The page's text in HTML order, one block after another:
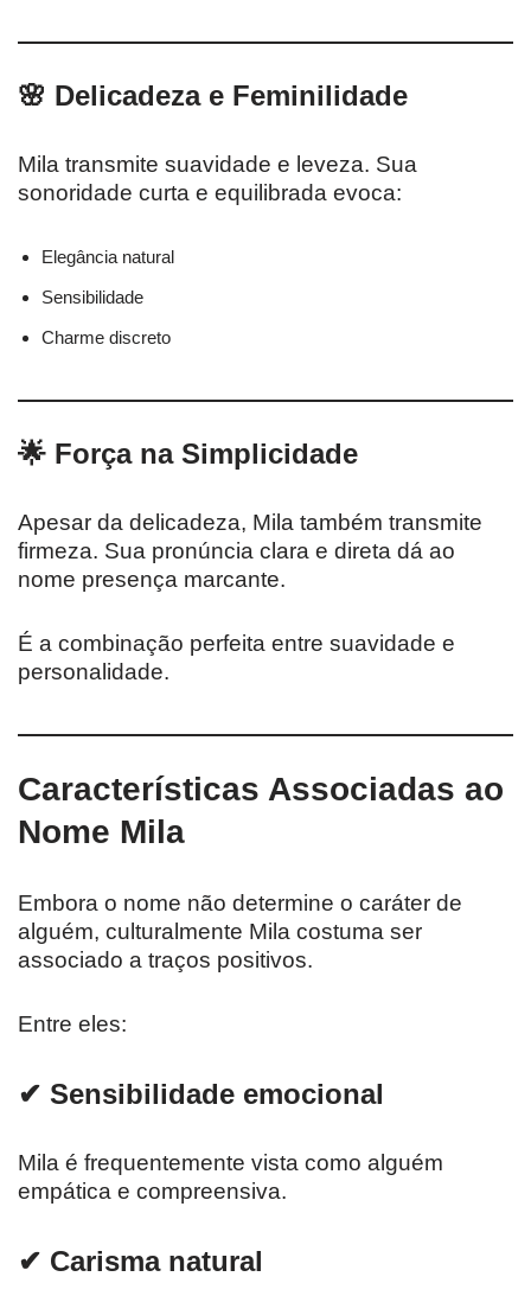
🌸 Delicadeza e Feminilidade
Mila transmite suavidade e leveza. Sua
sonoridade curta e equilibrada evoca:
Elegância natural
Sensibilidade
Charme discreto
🌟 Força na Simplicidade
Apesar da delicadeza, Mila também transmite
firmeza. Sua pronúncia clara e direta dá ao
nome presença marcante.
É a combinação perfeita entre suavidade e
personalidade.
Características Associadas ao
Nome Mila
Embora o nome não determine o caráter de
alguém, culturalmente Mila costuma ser
associado a traços positivos.
Entre eles:
✔ Sensibilidade emocional
Mila é frequentemente vista como alguém
empática e compreensiva.
✔ Carisma natural